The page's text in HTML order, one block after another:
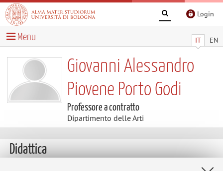
Login
IT EN
Menu
Giovanni Alessandro
Piovene Porto Godi
Professore a contratto
Dipartimento delle Arti
Didattica